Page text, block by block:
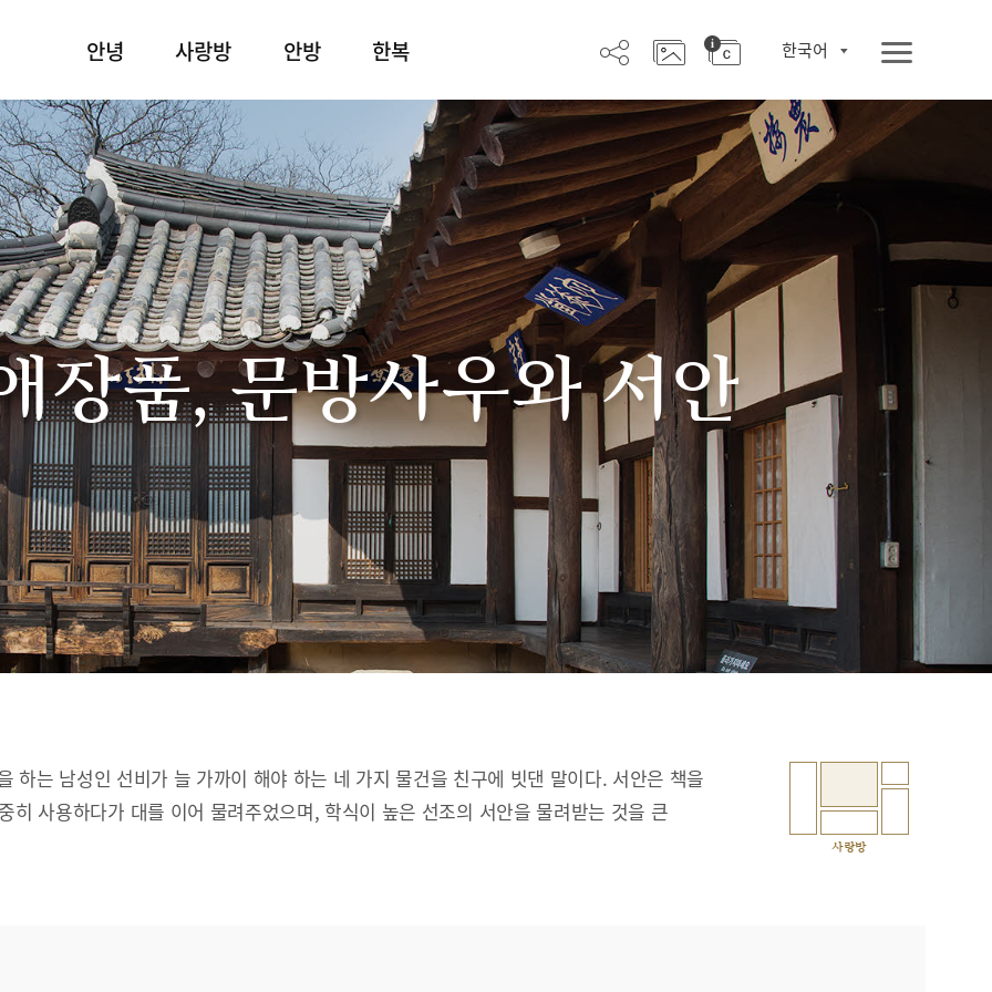
안녕 사랑방 안방 한복 한국어
장품, 문방사우와 서안
사랑방
하는 남성인 선비가 늘 가까이 해야 하는 네 가지 물건을 친구에 빗댄 말이다. 서안은 책을
히 사용하다가 대를 이어 물려주었으며, 학식이 높은 선조의 서안을 물려받는 것을 큰